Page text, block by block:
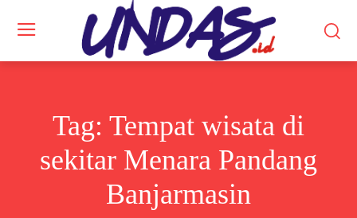
Tag: Tempat wisata di
sekitar Menara Pandang
Banjarmasin